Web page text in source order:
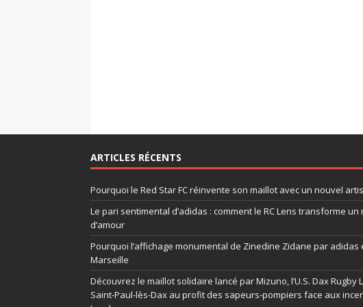
ARTICLES RÉCENTS
Pourquoi le Red Star FC réinvente son maillot avec un nouvel
Le pari sentimental d’adidas : comment le RC Lens transforme
d’amour
Pourquoi l’affichage monumental de Zinedine Zidane par adidas
Marseille
Découvrez le maillot solidaire lancé par Mizuno, l’U.S. Dax
Saint-Paul-lès-Dax au profit des sapeurs-pompiers face aux